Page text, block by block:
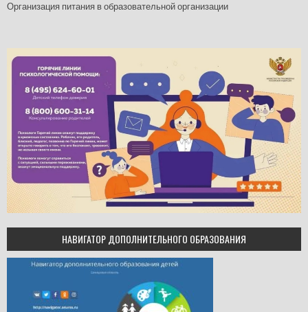
Организация питания в образовательной организации
НАВИГАТОР ДОПОЛНИТЕЛЬНОГО ОБРАЗОВАНИЯ